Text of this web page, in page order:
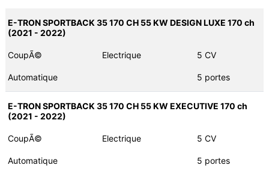
E-TRON SPORTBACK 35 170 CH 55 KW DESIGN LUXE 170 ch
(2021 - 2022)
CoupÃ© Electrique 5 CV
Automatique 5 portes
E-TRON SPORTBACK 35 170 CH 55 KW EXECUTIVE 170 ch
(2021 - 2022)
CoupÃ© Electrique 5 CV
Automatique 5 portes